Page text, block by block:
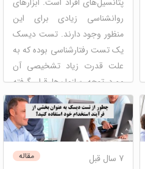
روانشناسی زیادی برای این
منظور وجود دارند. تست دیسک
یک تست رفتارشناسی بوده که به
علت قدرت زیاد تشخیصی آن
مورد توجه سازمان‌ها قرار گرفته
است. با توجه به اینکه مدیران
عامل ...
دیسک
مصاحبه و استخداممقاله 7 سال قبل